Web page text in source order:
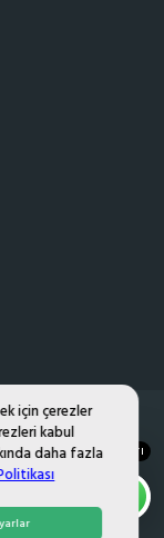
için çerezler
kabul
daha fazlaDESTEK HATTI